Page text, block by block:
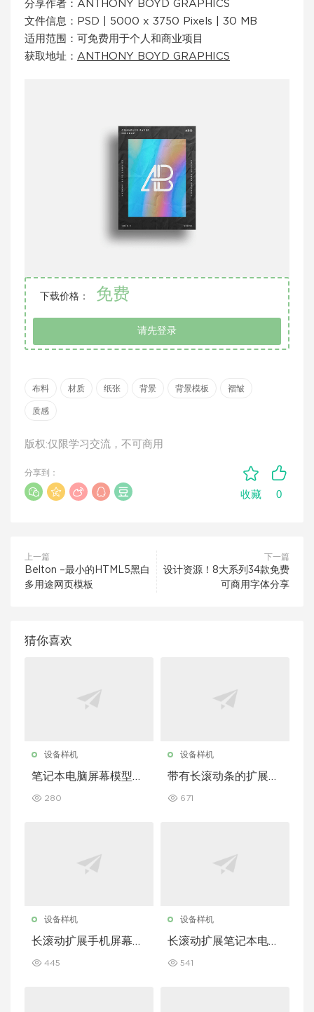
分享作者：ANTHONY BOYD GRAPHICS
文件信息：PSD | 5000 x 3750 Pixels | 30 MB
适用范围：可免费用于个人和商业项目
获取地址： ANTHONY BOYD GRAPHICS
下载价格： 免费
请先登录
布料 材质 纸张 背景 背景模板 褶皱
质感
版权:仅限学习交流，不可商用
收藏 0
分享到：
上一篇
Belton –最小的HTML5黑白
多用途网页模板
下一篇
设计资源！8大系列34款免费
可商用字体分享
猜你喜欢
设备样机
笔记本电脑屏幕模型套
280
设备样机
带有长滚动条的扩展型
671
设备样机
长滚动扩展手机屏幕模
445
设备样机
长滚动扩展笔记本电脑
541